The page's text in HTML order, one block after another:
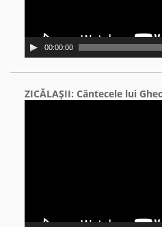
00:00:00
ZICĂLAŞII: Cântecele lui